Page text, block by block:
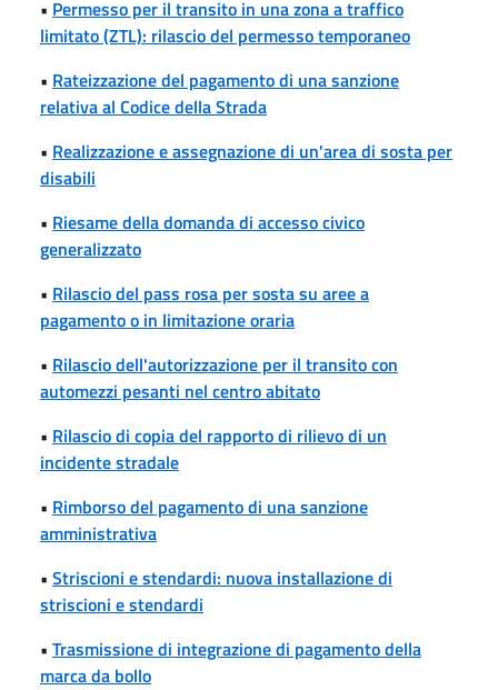
• Permesso per il transito in una zona a traffico
limitato (ZTL): rilascio del permesso temporaneo
• Rateizzazione del pagamento di una sanzione
relativa al Codice della Strada
• Realizzazione e assegnazione di un'area di sosta per
disabili
• Riesame della domanda di accesso civico
generalizzato
• Rilascio del pass rosa per sosta su aree a
pagamento o in limitazione oraria
• Rilascio dell'autorizzazione per il transito con
automezzi pesanti nel centro abitato
• Rilascio di copia del rapporto di rilievo di un
incidente stradale
• Rimborso del pagamento di una sanzione
amministrativa
• Striscioni e stendardi: nuova installazione di
striscioni e stendardi
• Trasmissione di integrazione di pagamento della
marca da bollo